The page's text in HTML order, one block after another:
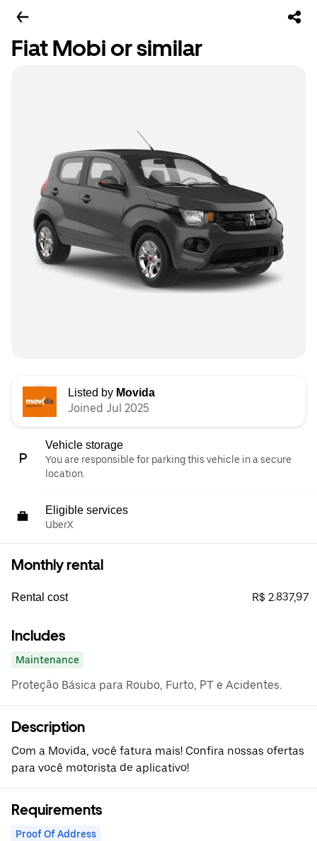
Fiat Mobi or similar
Listed by Movida
Joined Jul 2025
Vehicle storage
You are responsible for parking this vehicle in a secure
location.
Eligible services
UberX
Monthly rental
Rental cost R$ 2.837,97
Includes
Maintenance
Proteção Básica para Roubo, Furto, PT e Acidentes.
Description
Com a Movida, você fatura mais! Confira nossas ofertas
para você motorista de aplicativo!
Requirements
Proof Of Address